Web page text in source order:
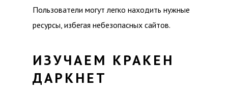
Пользователи могут легко находить нужные
ресурсы, избегая небезопасных сайтов.
ИЗУЧАЕМ КРАКЕН
ДАРКНЕТ